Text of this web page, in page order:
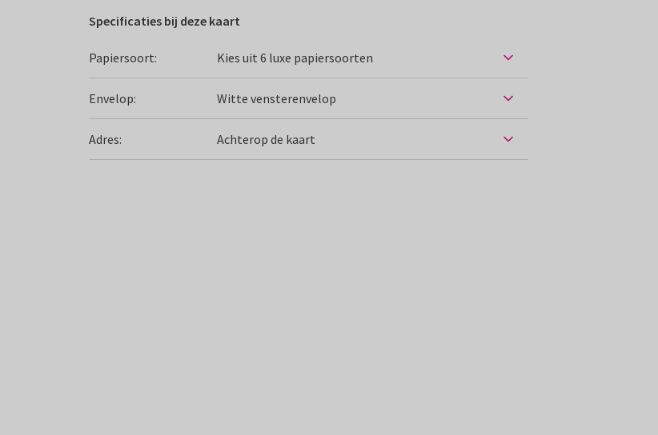
Specificaties bij deze kaart
Papiersoort: Kies uit 6 luxe papiersoorten
Envelop: Witte vensterenvelop
Adres: Achterop de kaart